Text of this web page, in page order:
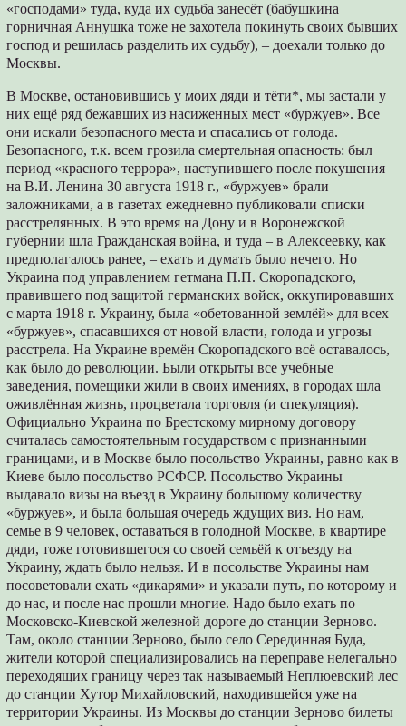
«господами» туда, куда их судьба занесёт (бабушкина
горничная Аннушка тоже не захотела покинуть своих бывших
господ и решилась разделить их судьбу), – доехали только до
Москвы.
В Москве, остановившись у моих дяди и тёти*, мы застали у
них ещё ряд бежавших из насиженных мест «буржуев». Все
они искали безопасного места и спасались от голода.
Безопасного, т.к. всем грозила смертельная опасность: был
период «красного террора», наступившего после покушения
на В.И. Ленина 30 августа 1918 г., «буржуев» брали
заложниками, а в газетах ежедневно публиковали списки
расстрелянных. В это время на Дону и в Воронежской
губернии шла Гражданская война, и туда – в Алексеевку, как
предполагалось ранее, – ехать и думать было нечего. Но
Украина под управлением гетмана П.П. Скоропадского,
правившего под защитой германских войск, оккупировавших
с марта 1918 г. Украину, была «обетованной землёй» для всех
«буржуев», спасавшихся от новой власти, голода и угрозы
расстрела. На Украине времён Скоропадского всё оставалось,
как было до революции. Были открыты все учебные
заведения, помещики жили в своих имениях, в городах шла
оживлённая жизнь, процветала торговля (и спекуляция).
Официально Украина по Брестскому мирному договору
считалась самостоятельным государством с признанными
границами, и в Москве было посольство Украины, равно как в
Киеве было посольство РСФСР. Посольство Украины
выдавало визы на въезд в Украину большому количеству
«буржуев», и была большая очередь ждущих виз. Но нам,
семье в 9 человек, оставаться в голодной Москве, в квартире
дяди, тоже готовившегося со своей семьёй к отъезду на
Украину, ждать было нельзя. И в посольстве Украины нам
посоветовали ехать «дикарями» и указали путь, по которому и
до нас, и после нас прошли многие. Надо было ехать по
Московско-Киевской железной дороге до станции Зерново.
Там, около станции Зерново, было село Серединная Буда,
жители которой специализировались на переправе нелегально
переходящих границу через так называемый Неплюевский лес
до станции Хутор Михайловский, находившейся уже на
территории Украины. Из Москвы до станции Зерново билеты